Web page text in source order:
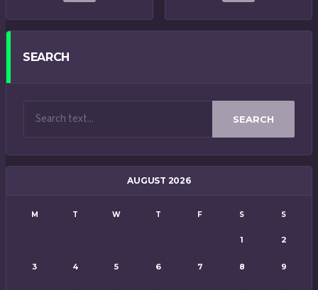
SEARCH
SEARCH
AUGUST 2026
M T W T F S S
1 2
3 4 5 6 7 8 9